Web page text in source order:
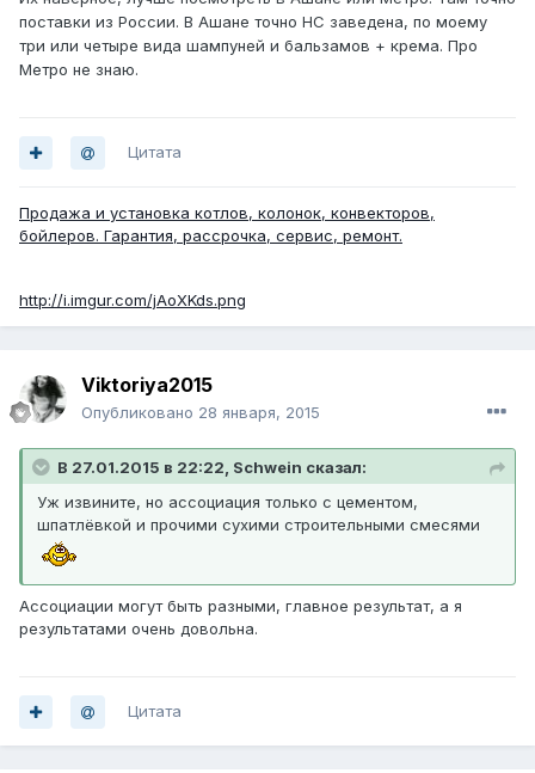
поставки из России. В Ашане точно НС заведена, по моему
три или четыре вида шампуней и бальзамов + крема. Про
Метро не знаю.
Цитата
Продажа и установка котлов, колонок, конвекторов,
бойлеров. Гарантия, рассрочка, сервис, ремонт.
http://i.imgur.com/jAoXKds.png
Viktoriya2015
Опубликовано 28 января, 2015
В 27.01.2015 в 22:22, Schwein сказал:
Уж извините, но ассоциация только с цементом,
шпатлёвкой и прочими сухими строительными смесями
Ассоциации могут быть разными, главное результат, а я
результатами очень довольна.
Цитата